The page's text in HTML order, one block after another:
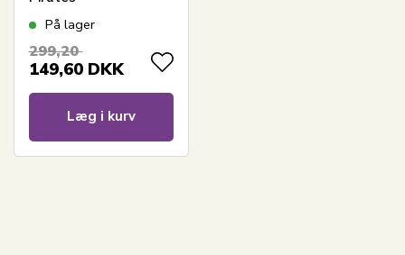
På lager
299,20
149,60 DKK
Læg i kurv